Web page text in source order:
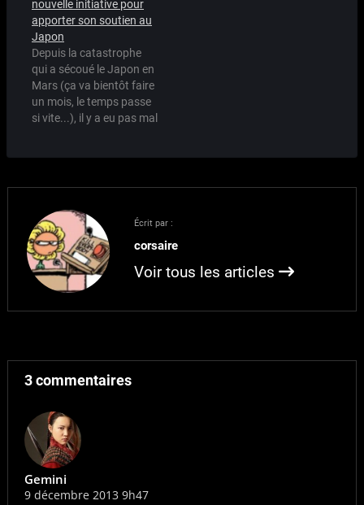
nouvelle initiative pour
apporter son soutien au
Japon
Depuis la catastrophe
qui a sécoué le Japon en
Mars (ça va bientôt faire
un mois, le temps passe
si vite...), il y a eu pas mal
chacun à…
Écrit par :
corsaire
Voir tous les articles
3 commentaires
Gemini
9 décembre 2013 9h47